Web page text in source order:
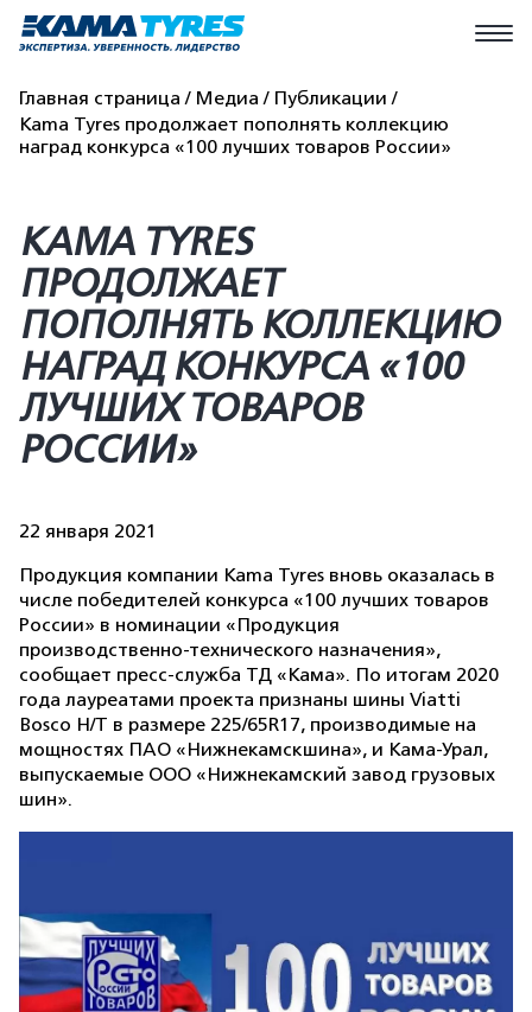
Главная страница Медиа
Публикации
Kama Tyres продолжает пополнять коллекцию
наград конкурса «100 лучших товаров России»
KAMA TYRES
ПРОДОЛЖАЕТ
ПОПОЛНЯТЬ КОЛЛЕКЦИЮ
НАГРАД КОНКУРСА «100
ЛУЧШИХ ТОВАРОВ
РОССИИ»
22 января 2021
Продукция компании Kama Tyres вновь оказалась в
числе победителей конкурса «100 лучших товаров
России» в номинации «Продукция
производственно-технического назначения»,
сообщает пресс-служба ТД «Кама». По итогам 2020
года лауреатами проекта признаны шины Viatti
Bosco H/T в размере 225/65R17, производимые на
мощностях ПАО «Нижнекамскшина», и Кама-Урал,
выпускаемые ООО «Нижнекамский завод грузовых
шин».